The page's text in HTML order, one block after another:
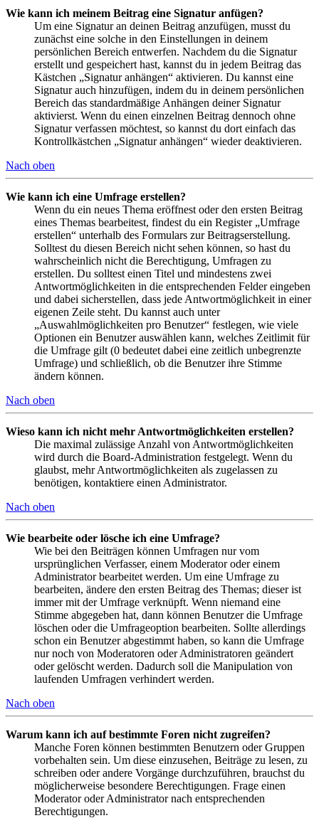
Wie kann ich meinem Beitrag eine Signatur anfügen?
Um eine Signatur an deinen Beitrag anzufügen, musst du
zunächst eine solche in den Einstellungen in deinem
persönlichen Bereich entwerfen. Nachdem du die Signatur
erstellt und gespeichert hast, kannst du in jedem Beitrag das
Kästchen „Signatur anhängen“ aktivieren. Du kannst eine
Signatur auch hinzufügen, indem du in deinem persönlichen
Bereich das standardmäßige Anhängen deiner Signatur
aktivierst. Wenn du einen einzelnen Beitrag dennoch ohne
Signatur verfassen möchtest, so kannst du dort einfach das
Kontrollkästchen „Signatur anhängen“ wieder deaktivieren.
Nach oben
Wie kann ich eine Umfrage erstellen?
Wenn du ein neues Thema eröffnest oder den ersten Beitrag
eines Themas bearbeitest, findest du ein Register „Umfrage
erstellen“ unterhalb des Formulars zur Beitragserstellung.
Solltest du diesen Bereich nicht sehen können, so hast du
wahrscheinlich nicht die Berechtigung, Umfragen zu
erstellen. Du solltest einen Titel und mindestens zwei
Antwortmöglichkeiten in die entsprechenden Felder eingeben
und dabei sicherstellen, dass jede Antwortmöglichkeit in einer
eigenen Zeile steht. Du kannst auch unter
„Auswahlmöglichkeiten pro Benutzer“ festlegen, wie viele
Optionen ein Benutzer auswählen kann, welches Zeitlimit für
die Umfrage gilt (0 bedeutet dabei eine zeitlich unbegrenzte
Umfrage) und schließlich, ob die Benutzer ihre Stimme
ändern können.
Nach oben
Wieso kann ich nicht mehr Antwortmöglichkeiten erstellen?
Die maximal zulässige Anzahl von Antwortmöglichkeiten
wird durch die Board-Administration festgelegt. Wenn du
glaubst, mehr Antwortmöglichkeiten als zugelassen zu
benötigen, kontaktiere einen Administrator.
Nach oben
Wie bearbeite oder lösche ich eine Umfrage?
Wie bei den Beiträgen können Umfragen nur vom
ursprünglichen Verfasser, einem Moderator oder einem
Administrator bearbeitet werden. Um eine Umfrage zu
bearbeiten, ändere den ersten Beitrag des Themas; dieser ist
immer mit der Umfrage verknüpft. Wenn niemand eine
Stimme abgegeben hat, dann können Benutzer die Umfrage
löschen oder die Umfrageoption bearbeiten. Sollte allerdings
schon ein Benutzer abgestimmt haben, so kann die Umfrage
nur noch von Moderatoren oder Administratoren geändert
oder gelöscht werden. Dadurch soll die Manipulation von
laufenden Umfragen verhindert werden.
Nach oben
Warum kann ich auf bestimmte Foren nicht zugreifen?
Manche Foren können bestimmten Benutzern oder Gruppen
vorbehalten sein. Um diese einzusehen, Beiträge zu lesen, zu
schreiben oder andere Vorgänge durchzuführen, brauchst du
möglicherweise besondere Berechtigungen. Frage einen
Moderator oder Administrator nach entsprechenden
Berechtigungen.